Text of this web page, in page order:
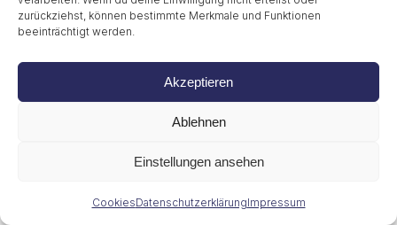
zurückziehst, können bestimmte Merkmale und Funktionen
beeinträchtigt werden.
Akzeptieren
Ablehnen
Einstellungen ansehen
CookiesDatenschutzerklärungImpressum
Impressum
© 2026